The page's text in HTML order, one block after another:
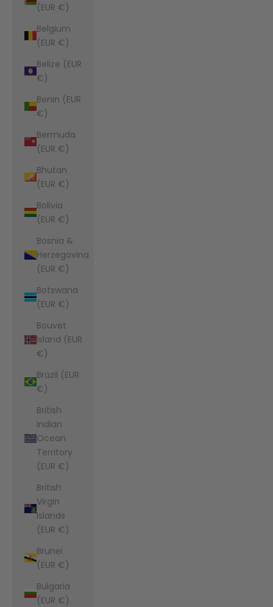
(EUR €)
Belgium
(EUR €)
Belize (EUR
€)
Benin (EUR
€)
Bermuda
(EUR €)
Bhutan
(EUR €)
Bolivia
(EUR €)
Bosnia &
Herzegovina
(EUR €)
Botswana
(EUR €)
Bouvet
Island (EUR
€)
Brazil (EUR
€)
British
Indian
Ocean
Territory
(EUR €)
British
Virgin
Islands
(EUR €)
Brunei
(EUR €)
Bulgaria
(EUR €)